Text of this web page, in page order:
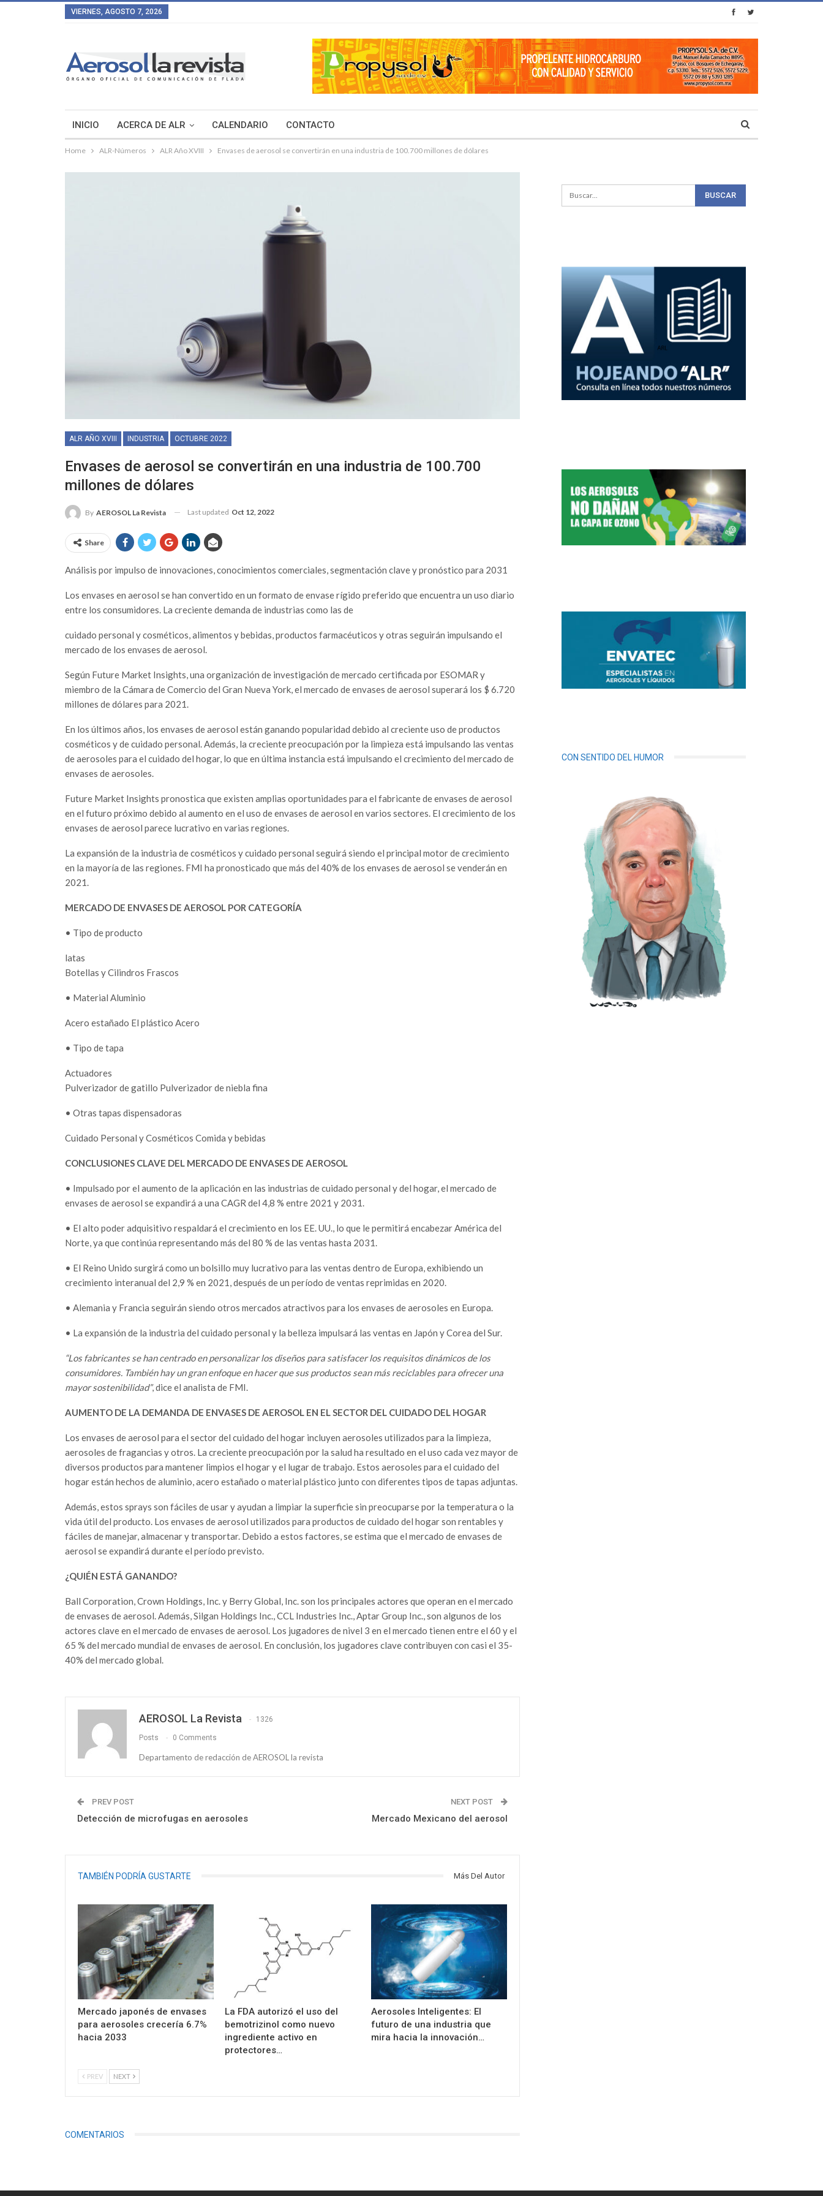
VIERNES, AGOSTO 7, 2026
INICIO ACERCA DE ALR CALENDARIO CONTACTO
Home ALR-Números ALR Año XVIII Envases de aerosol se convertirán en una industria de 100.700 millones de dólares
ALR AÑO XVIII INDUSTRIA OCTUBRE 2022
Envases de aerosol se convertirán en una industria de 100.700
millones de dólares
By AEROSOL La Revista Last updated Oct 12, 2022
Share
Análisis por impulso de innovaciones, conocimientos comerciales, segmentación clave y pronóstico para 2031
Los envases en aerosol se han convertido en un formato de envase rígido preferido que encuentra un uso diario
entre los consumidores. La creciente demanda de industrias como las de
cuidado personal y cosméticos, alimentos y bebidas, productos farmacéuticos y otras seguirán impulsando el
mercado de los envases de aerosol.
Según Future Market Insights, una organización de investigación de mercado certificada por ESOMAR y
miembro de la Cámara de Comercio del Gran Nueva York, el mercado de envases de aerosol superará los $ 6.720
millones de dólares para 2021.
En los últimos años, los envases de aerosol están ganando popularidad debido al creciente uso de productos
cosméticos y de cuidado personal. Además, la creciente preocupación por la limpieza está impulsando las ventas
de aerosoles para el cuidado del hogar, lo que en última instancia está impulsando el crecimiento del mercado de
envases de aerosoles.
Future Market Insights pronostica que existen amplias oportunidades para el fabricante de envases de aerosol
en el futuro próximo debido al aumento en el uso de envases de aerosol en varios sectores. El crecimiento de los
envases de aerosol parece lucrativo en varias regiones.
La expansión de la industria de cosméticos y cuidado personal seguirá siendo el principal motor de crecimiento
en la mayoría de las regiones. FMI ha pronosticado que más del 40% de los envases de aerosol se venderán en
2021.
MERCADO DE ENVASES DE AEROSOL POR CATEGORÍA
• Tipo de producto
latas
Botellas y Cilindros Frascos
• Material Aluminio
Acero estañado El plástico Acero
• Tipo de tapa
Actuadores
Pulverizador de gatillo Pulverizador de niebla fina
• Otras tapas dispensadoras
Cuidado Personal y Cosméticos Comida y bebidas
CONCLUSIONES CLAVE DEL MERCADO DE ENVASES DE AEROSOL
• Impulsado por el aumento de la aplicación en las industrias de cuidado personal y del hogar, el mercado de
envases de aerosol se expandirá a una CAGR del 4,8 % entre 2021 y 2031.
• El alto poder adquisitivo respaldará el crecimiento en los EE. UU., lo que le permitirá encabezar América del
Norte, ya que continúa representando más del 80 % de las ventas hasta 2031.
• El Reino Unido surgirá como un bolsillo muy lucrativo para las ventas dentro de Europa, exhibiendo un
crecimiento interanual del 2,9 % en 2021, después de un período de ventas reprimidas en 2020.
• Alemania y Francia seguirán siendo otros mercados atractivos para los envases de aerosoles en Europa.
• La expansión de la industria del cuidado personal y la belleza impulsará las ventas en Japón y Corea del Sur.
“Los fabricantes se han centrado en personalizar los diseños para satisfacer los requisitos dinámicos de los
consumidores. También hay un gran enfoque en hacer que sus productos sean más reciclables para ofrecer una
mayor sostenibilidad”, dice el analista de FMI.
AUMENTO DE LA DEMANDA DE ENVASES DE AEROSOL EN EL SECTOR DEL CUIDADO DEL HOGAR
Los envases de aerosol para el sector del cuidado del hogar incluyen aerosoles utilizados para la limpieza,
aerosoles de fragancias y otros. La creciente preocupación por la salud ha resultado en el uso cada vez mayor de
diversos productos para mantener limpios el hogar y el lugar de trabajo. Estos aerosoles para el cuidado del
hogar están hechos de aluminio, acero estañado o material plástico junto con diferentes tipos de tapas adjuntas.
Además, estos sprays son fáciles de usar y ayudan a limpiar la superficie sin preocuparse por la temperatura o la
vida útil del producto. Los envases de aerosol utilizados para productos de cuidado del hogar son rentables y
fáciles de manejar, almacenar y transportar. Debido a estos factores, se estima que el mercado de envases de
aerosol se expandirá durante el período previsto.
¿QUIÉN ESTÁ GANANDO?
Ball Corporation, Crown Holdings, Inc. y Berry Global, Inc. son los principales actores que operan en el mercado
de envases de aerosol. Además, Silgan Holdings Inc., CCL Industries Inc., Aptar Group Inc., son algunos de los
actores clave en el mercado de envases de aerosol. Los jugadores de nivel 3 en el mercado tienen entre el 60 y el
65 % del mercado mundial de envases de aerosol. En conclusión, los jugadores clave contribuyen con casi el 35-
40% del mercado global.
AEROSOL La Revista 1326
Posts 0 Comments
Departamento de redacción de AEROSOL la revista
PREV POST
Detección de microfugas en aerosoles
NEXT POST
Mercado Mexicano del aerosol
TAMBIÉN PODRÍA GUSTARTE Más Del Autor
Mercado japonés de envases
para aerosoles crecería 6.7%
hacia 2033
La FDA autorizó el uso del
bemotrizinol como nuevo
ingrediente activo en
protectores…
Aerosoles Inteligentes: El
futuro de una industria que
mira hacia la innovación…
PREV NEXT
COMENTARIOS
CON SENTIDO DEL HUMOR